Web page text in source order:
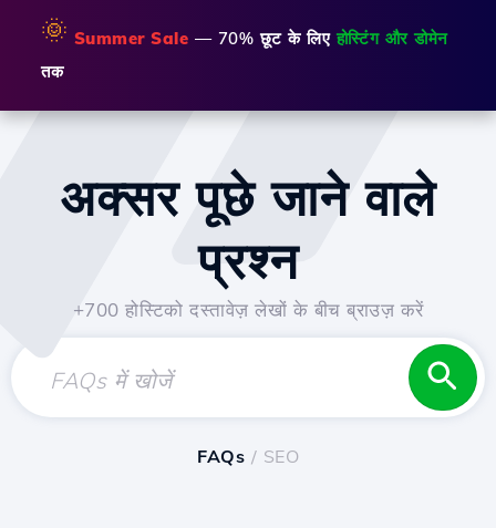
🌞 Summer Sale — 70% छूट के लिएहोस्टिंग और डोमेन
तक
अक्सर पूछे जाने वाले
प्रश्न
+700 होस्टिको दस्तावेज़ लेखों के बीच ब्राउज़ करें
FAQs / SEO